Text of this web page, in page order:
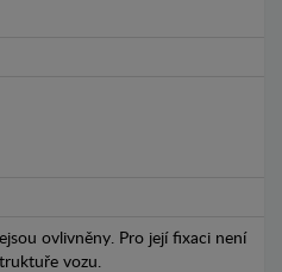
ovlivněny. Pro její fixaci není
vozu.